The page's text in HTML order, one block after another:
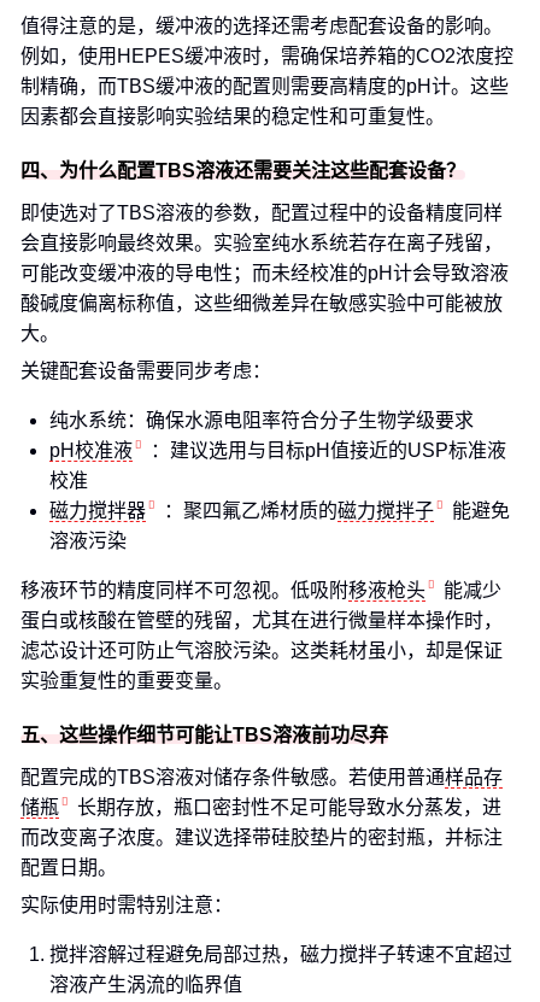
值得注意的是，缓冲液的选择还需考虑配套设备的影响。
例如，使用HEPES缓冲液时，需确保培养箱的CO2浓度控
制精确，而TBS缓冲液的配置则需要高精度的pH计。这些
因素都会直接影响实验结果的稳定性和可重复性。
四、为什么配置TBS溶液还需要关注这些配套设备？
即使选对了TBS溶液的参数，配置过程中的设备精度同样
会直接影响最终效果。实验室纯水系统若存在离子残留，
可能改变缓冲液的导电性；而未经校准的pH计会导致溶液
酸碱度偏离标称值，这些细微差异在敏感实验中可能被放
大。
关键配套设备需要同步考虑：
纯水系统：确保水源电阻率符合分子生物学级要求
pH校准液
：建议选用与目标pH值接近的USP标准液
校准
磁力搅拌器
：聚四氟乙烯材质的磁力搅拌子
能避免
溶液污染
移液环节的精度同样不可忽视。低吸附移液枪头
能减少
蛋白或核酸在管壁的残留，尤其在进行微量样本操作时，
滤芯设计还可防止气溶胶污染。这类耗材虽小，却是保证
实验重复性的重要变量。
五、这些操作细节可能让TBS溶液前功尽弃
配置完成的TBS溶液对储存条件敏感。若使用普通样品存
储瓶
长期存放，瓶口密封性不足可能导致水分蒸发，进
而改变离子浓度。建议选择带硅胶垫片的密封瓶，并标注
配置日期。
实际使用时需特别注意：
搅拌溶解过程避免局部过热，磁力搅拌子转速不宜超过
溶液产生涡流的临界值